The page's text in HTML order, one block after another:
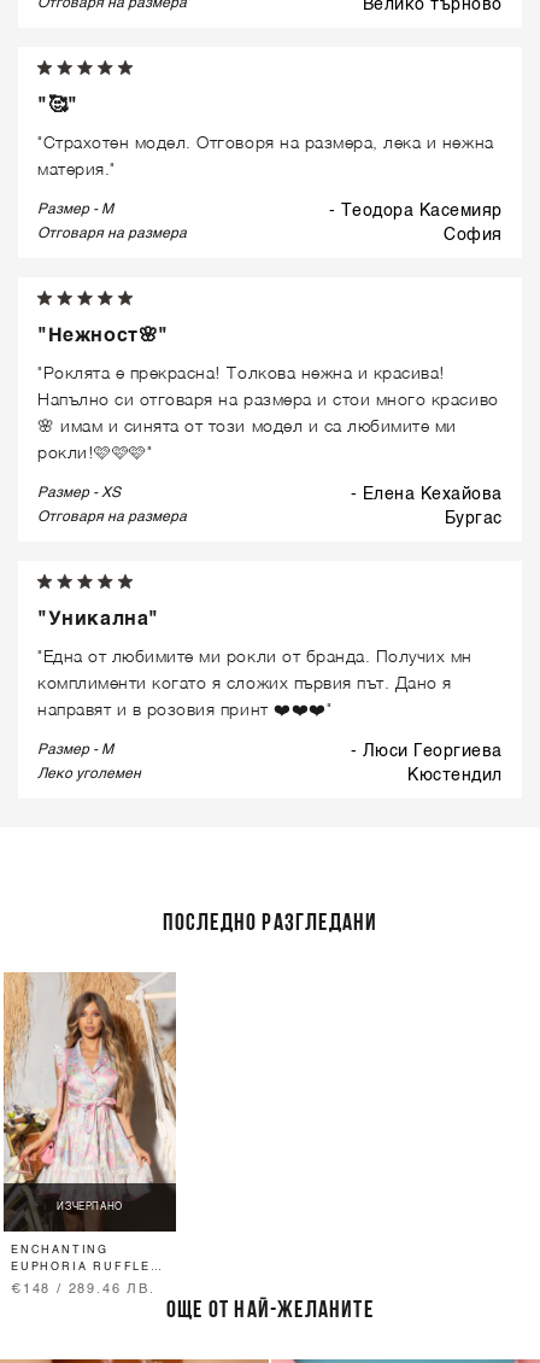
Отговаря на размера велико търново
"🥰"
"Страхотен модел. Отговоря на размера, лека и нежна
материя."
Размер - M - Теодора Касемияр
Отговаря на размера софия
"Нежност🌸"
"Роклята е прекрасна! Толкова нежна и красива!
Напълно си отговаря на размера и стои много красиво
🌸 имам и синята от този модел и са любимите ми
рокли!🩷🩷🩷"
Размер - XS - Елена Кехайова
Отговаря на размера бургас
"Уникална"
"Една от любимите ми рокли от бранда. Получих мн
комплименти когато я сложих първия път. Дано я
направят и в розовия принт ❤️❤️❤️"
Размер - M - Люси Георгиева
Леко уголемен кюстендил
ПОСЛЕДНО РАЗГЛЕДАНИ
ИЗЧЕРПАНО
ENCHANTING
EUPHORIA RUFFLES
РОКЛЯ С ПОДВИЖЕН
€148 / 289.46 ЛВ.
ОЩЕ ОТ НАЙ-ЖЕЛАНИТЕ